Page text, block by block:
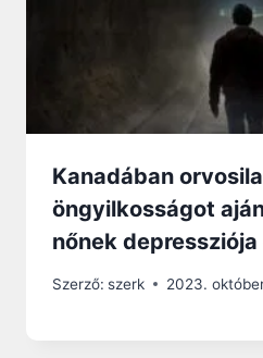
Kanadában
öngyilkosságot
nőnek depressziója
Szerző: szerk 2023.